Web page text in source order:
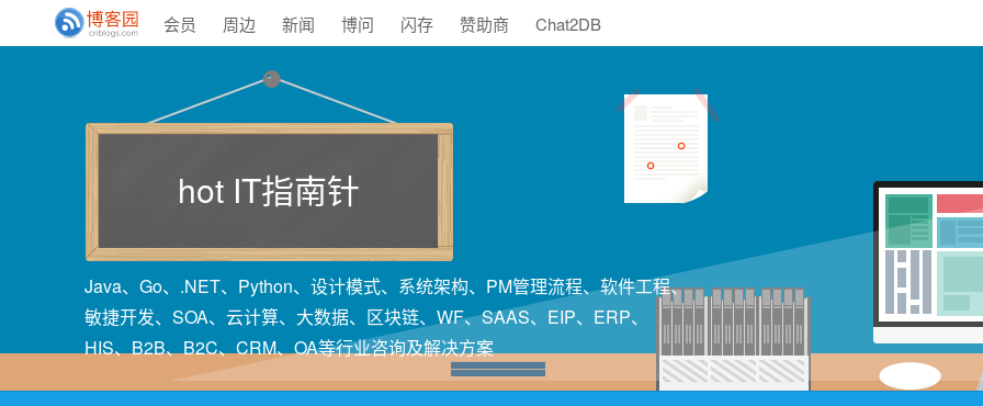
会员 周边 新闻 博问 闪存 赞助商 Chat2DB
hot IT指南针
Java、Go、.NET、Python、设计模式、系统架构、PM管理流程、软件工程、
敏捷开发、SOA、云计算、大数据、区块链、WF、SAAS、EIP、ERP、
HIS、B2B、B2C、CRM、OA等行业咨询及解决方案